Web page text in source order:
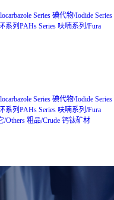
Series 碘代物/Iodide Series
系列PAHs Series 呋喃系列/Fura
Series 碘代物/Iodide Series
系列PAHs Series 呋喃系列/Fura
/Others 粗品/Crude 钙钛矿材